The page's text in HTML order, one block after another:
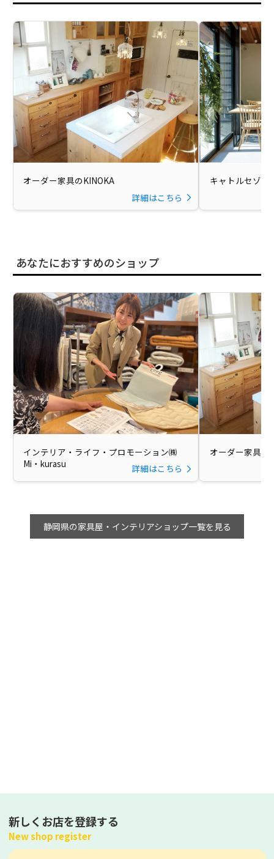
オーダー家具のKINOKA
詳細はこちら
キャトルセゾン
あなたにおすすめのショップ
インテリア・ライフ・プロモーション㈱
Mi・kurasu
詳細はこちら
オーダー家具の
静岡県の家具屋・インテリアショップ一覧を見る
新しくお店を登録する
New shop register